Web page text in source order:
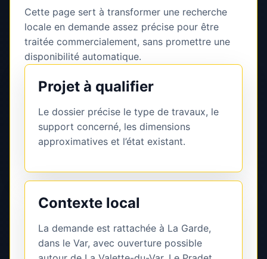
Cette page sert à transformer une recherche
locale en demande assez précise pour être
traitée commercialement, sans promettre une
disponibilité automatique.
Projet à qualifier
Le dossier précise le type de travaux, le
support concerné, les dimensions
approximatives et l’état existant.
Contexte local
La demande est rattachée à La Garde,
dans le Var, avec ouverture possible